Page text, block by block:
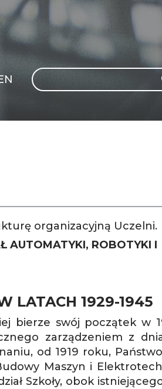
Search
organizacyjną Uczelni.
AUTOMATYKI, ROBOTYKI I
LATACH 1929-1945
bierze swój początek w
zarządzeniem z
od 1919 roku,
Maszyn i
Szkoły, obok